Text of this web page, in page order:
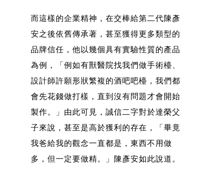
而這樣的企業精神，在交棒給第二代陳彥
安之後依舊傳承著，甚至獲得更多類型的
品牌信任，他以幾個具有實驗性質的產品
為例，「例如有獸醫院找我們做手術檯、
設計師許願形狀繁複的酒吧吧檯，我們都
會先花錢做打樣，直到沒有問題才會開始
製作。」由此可見，誠信二字對於達榮父
子來說，甚至是高於獲利的存在，「畢竟
我爸給我的觀念一直都是，東西不用做
多，但一定要做精。」陳彥安如此說道。